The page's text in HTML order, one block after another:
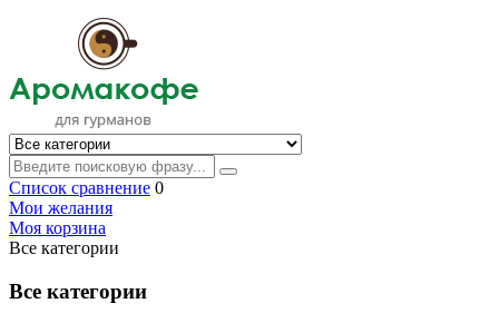
Список сравнение 0
Мои желания
Моя корзина
Все категории
Все категории